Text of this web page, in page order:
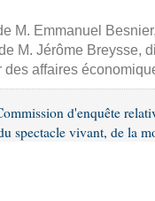
M. Emmanuel
M. Jérôme Breysse,
affaires
d'enquête
spectacle vivant, de la